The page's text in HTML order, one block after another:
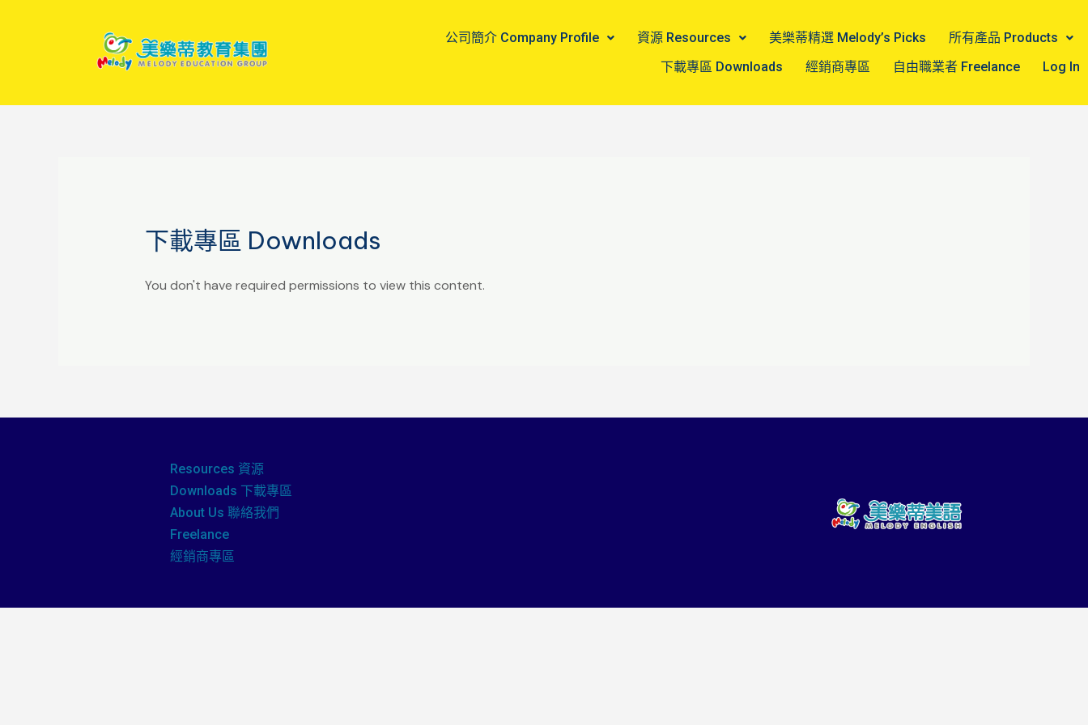
公司簡介 Company Profile 資源 Resources 美樂蒂精選 Melody’s Picks
所有產品 Products
下載專區 Downloads
經銷商專區 自由職業者 Freelance Log In
下載專區 Downloads
You don't have required permissions to view this content.
Resources 資源
Downloads 下載專區
About Us 聯絡我們
Freelance
經銷商專區